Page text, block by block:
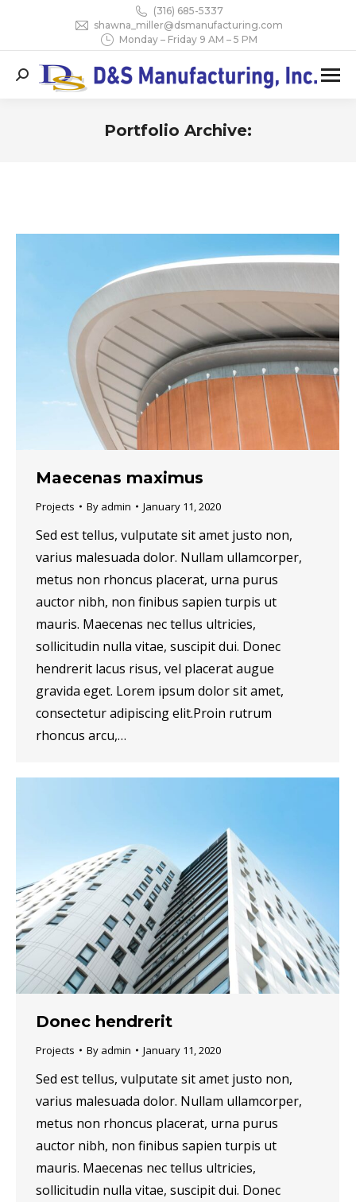
(316) 685-5337
shawna_miller@dsmanufacturing.com
Monday – Friday 9 AM – 5 PM
Search:
Portfolio Archive:
Maecenas maximus
Projects By admin January 11, 2020
Sed est tellus, vulputate sit amet justo non,
varius malesuada dolor. Nullam ullamcorper,
metus non rhoncus placerat, urna purus
auctor nibh, non finibus sapien turpis ut
mauris. Maecenas nec tellus ultricies,
sollicitudin nulla vitae, suscipit dui. Donec
hendrerit lacus risus, vel placerat augue
gravida eget. Lorem ipsum dolor sit amet,
consectetur adipiscing elit.Proin rutrum
rhoncus arcu,…
Donec hendrerit
Projects By admin January 11, 2020
Sed est tellus, vulputate sit amet justo non,
varius malesuada dolor. Nullam ullamcorper,
metus non rhoncus placerat, urna purus
auctor nibh, non finibus sapien turpis ut
mauris. Maecenas nec tellus ultricies,
sollicitudin nulla vitae, suscipit dui. Donec